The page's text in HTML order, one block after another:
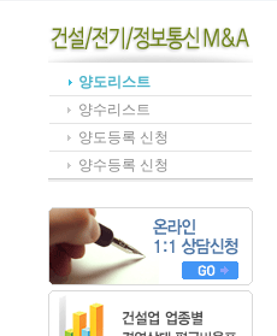
양도리스트
양수리스트
양도등록 신청
양수등록 신청